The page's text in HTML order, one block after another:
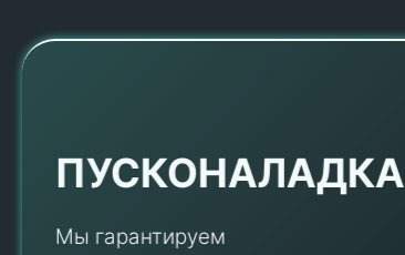
ПУСКОНАЛАДКА
Мы гарантируем